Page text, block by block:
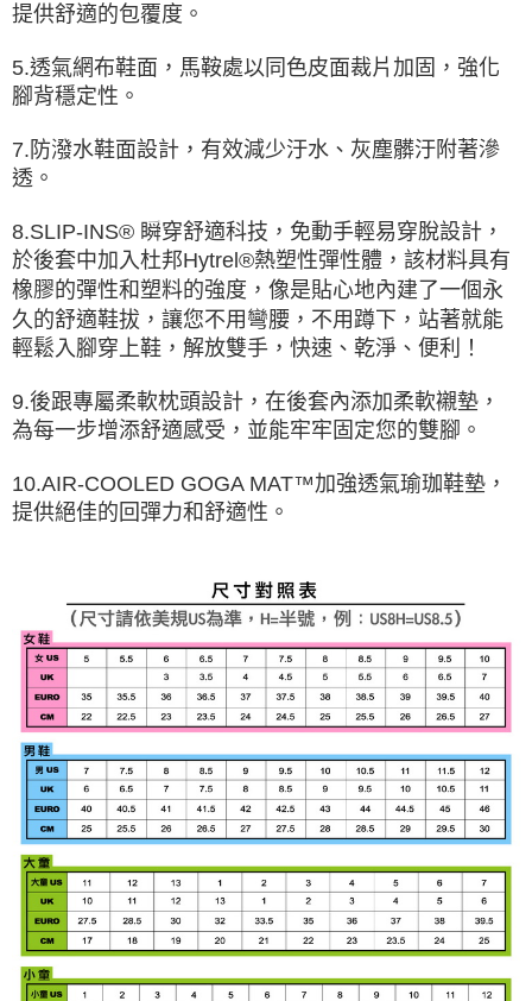
提供舒適的包覆度。
5.透氣網布鞋面，馬鞍處以同色皮面裁片加固，強化
腳背穩定性。
7.防潑水鞋面設計，有效減少汙水、灰塵髒汙附著滲
透。
8.SLIP-INS® 瞬穿舒適科技，免動手輕易穿脫設計，
於後套中加入杜邦Hytrel®熱塑性彈性體，該材料具有
橡膠的彈性和塑料的強度，像是貼心地內建了一個永
久的舒適鞋拔，讓您不用彎腰，不用蹲下，站著就能
輕鬆入腳穿上鞋，解放雙手，快速、乾淨、便利！
9.後跟專屬柔軟枕頭設計，在後套內添加柔軟襯墊，
為每一步增添舒適感受，並能牢牢固定您的雙腳。
10.AIR-COOLED GOGA MAT™加強透氣瑜珈鞋墊，
提供絕佳的回彈力和舒適性。